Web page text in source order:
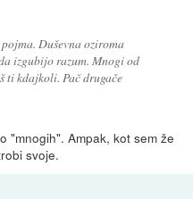
Duševna oziroma
izgubijo razum. Mnogi od
ti kdajkoli. Pač drugače
"mnogih". Ampak, kot sem že
svoje.